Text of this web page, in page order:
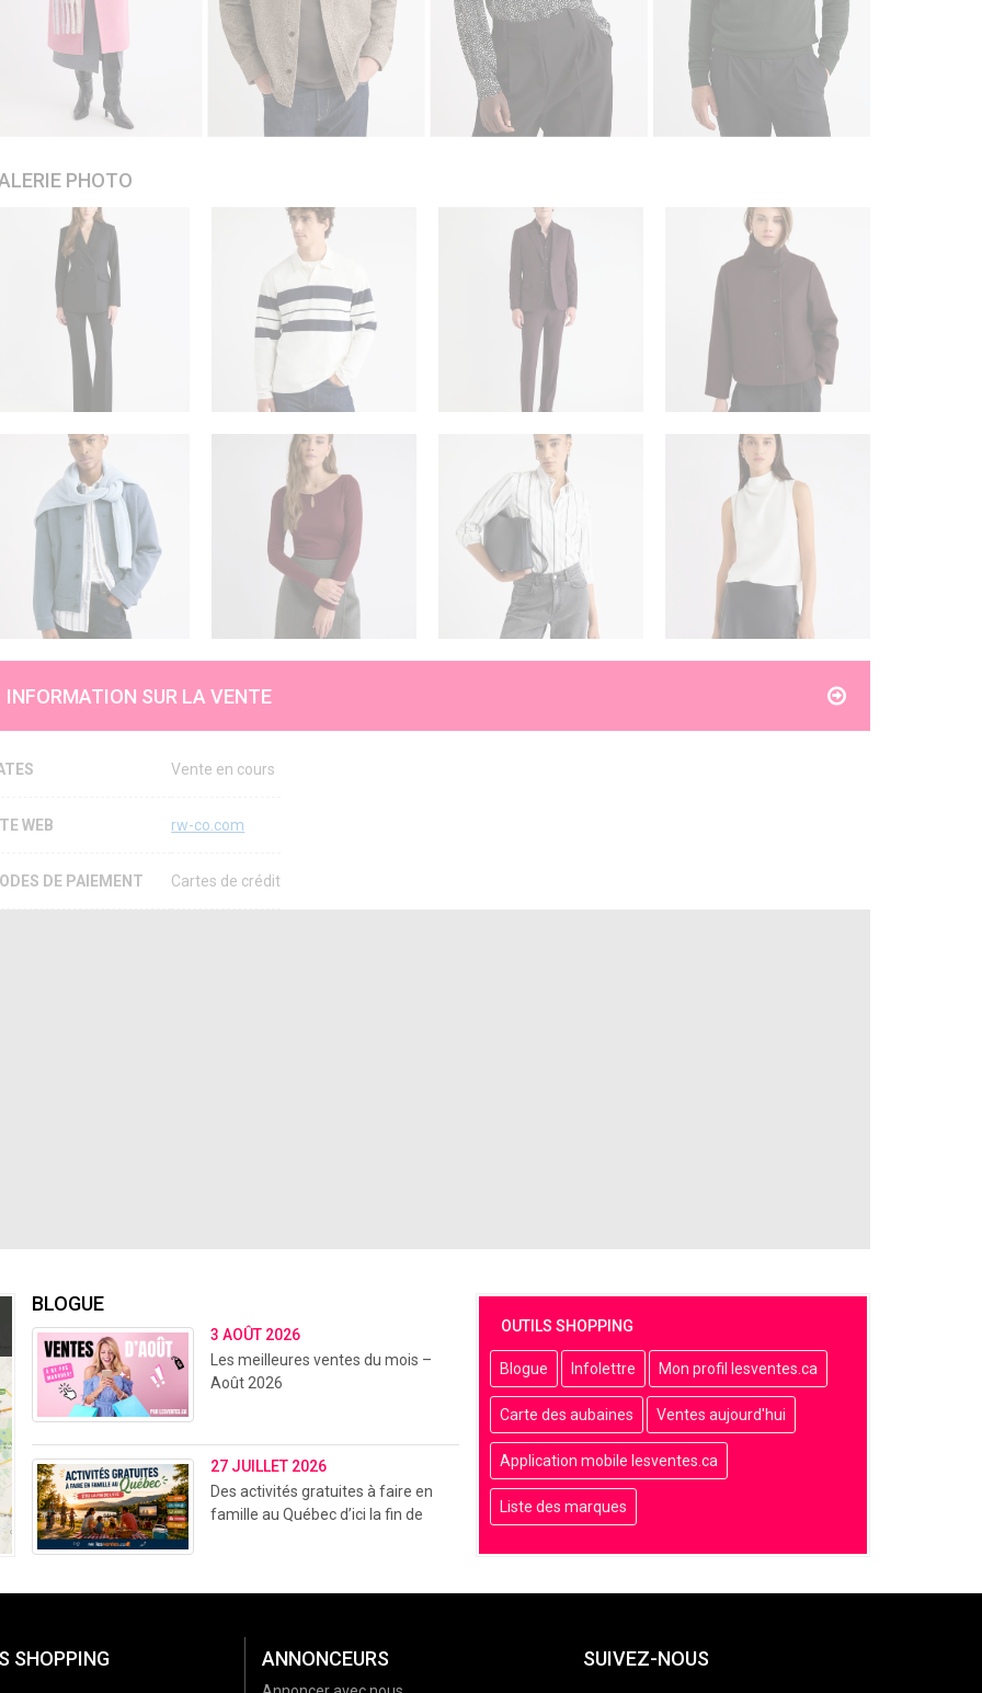
PHOTO
INFORMATION SUR LA VENTE
Vente en cours
WEB rw-co.com
DE PAIEMENT Cartes de crédit
OUTILS SHOPPING
Blogue Infolettre Mon profil lesventes.ca
Carte des aubaines Ventes aujourd'hui
Application mobile lesventes.ca
Liste des marques
BLOGUE
3 AOÛT 2026
Les meilleures ventes du mois –
Août 2026
27 JUILLET 2026
Des activités gratuites à faire en
famille au Québec d’ici la fin de
SHOPPING ANNONCEURS SUIVEZ-NOUS